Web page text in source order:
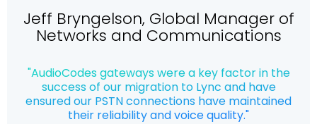
Jeff Bryngelson, Global Manager of
Networks and Communications
"AudioCodes gateways were a key factor in the
success of our migration to Lync and have
ensured our PSTN connections have maintained
their reliability and voice quality."